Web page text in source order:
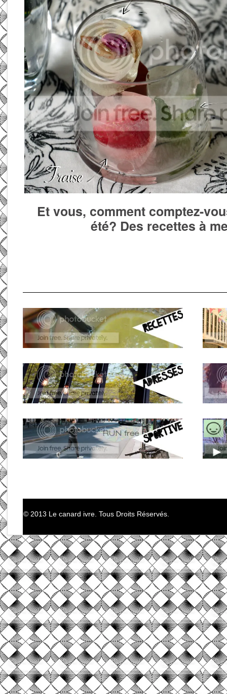
Et vous, comment comptez-
été? Des recettes à
© 2013 Le canard ivre. Tous Droits Réservés.